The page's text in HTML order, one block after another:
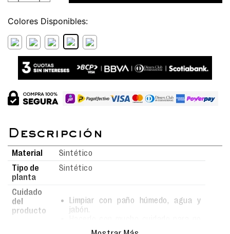
Colores
Material
Sintético
Tipo de
planta
Sintético
Cuidado
del
producto
Limpiar con paño húmedo, agua y
jabón.
rayar la superficie.